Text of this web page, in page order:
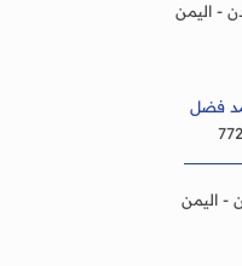
- اليمن
فضل
- اليمن